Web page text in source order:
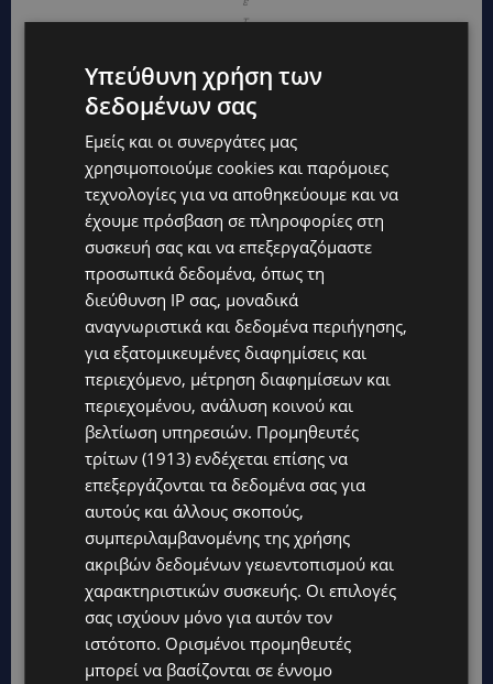
τ
ή
δ
η
ε
ε
υ
ω
π
ϊκ
ή
χ
ρ
α.
Υπεύθυνη χρήση των
δεδομένων σας
Εμείς και οι συνεργάτες μας
χρησιμοποιούμε cookies και παρόμοιες
τεχνολογίες για να αποθηκεύουμε και να
έχουμε πρόσβαση σε πληροφορίες στη
συσκευή σας και να επεξεργαζόμαστε
προσωπικά δεδομένα, όπως τη
διεύθυνση IP σας, μοναδικά
αναγνωριστικά και δεδομένα περιήγησης,
για εξατομικευμένες διαφημίσεις και
περιεχόμενο, μέτρηση διαφημίσεων και
περιεχομένου, ανάλυση κοινού και
βελτίωση υπηρεσιών. Προμηθευτές
τρίτων (1913) ενδέχεται επίσης να
επεξεργάζονται τα δεδομένα σας για
αυτούς και άλλους σκοπούς,
συμπεριλαμβανομένης της χρήσης
ακριβών δεδομένων γεωεντοπισμού και
χαρακτηριστικών συσκευής. Οι επιλογές
σας ισχύουν μόνο για αυτόν τον
ιστότοπο. Ορισμένοι προμηθευτές
μπορεί να βασίζονται σε έννομο